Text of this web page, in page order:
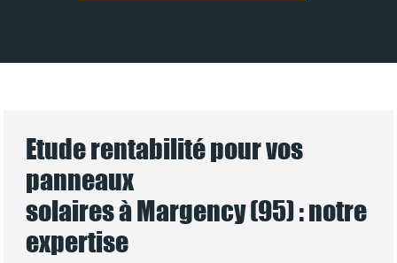
Etude rentabilité pour vos
panneaux
solaires à Margency (95) : notre
expertise